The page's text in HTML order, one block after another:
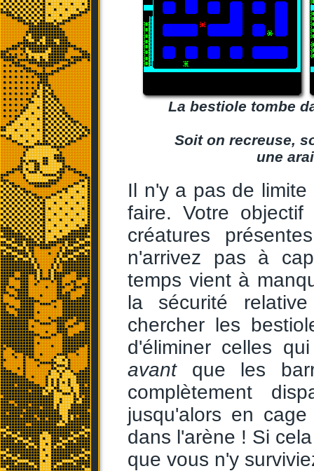
La bestiole tombe
Soit on recreuse,
une
Il n'y a pas de
faire. Votre
créatures
n'arrivez pas à
temps vient à
la sécurité
chercher les
d'éliminer celles
avantque les
complètement
jusqu'alors en
dans l'arène ! Si
que vous n'y